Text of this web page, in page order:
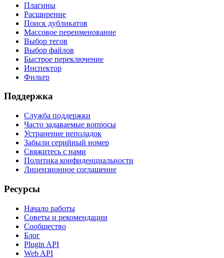
Плагины
Расширение
Поиск дубликатов
Массовое переименование
Выбор тегов
Выбор файлов
Быстрое переключение
Инспектор
Фильтр
Поддержка
Служба поддержки
Часто задаваемые вопросы
Устранение неполадок
Забыли серийный номер
Свяжитесь с нами
Политика конфиденциальности
Лицензионное соглашение
Ресурсы
Начало работы
Советы и рекомендации
Сообщество
Блог
Plugin API
Web API